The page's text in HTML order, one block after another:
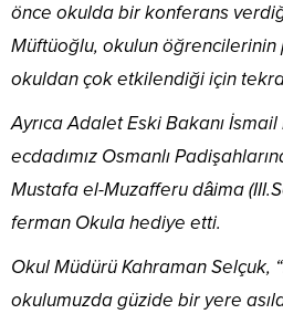
önce okulda bir konferans
Müftüoğlu, okulun öğrencilerinin
okuldan çok etkilendiği için
Ayrıca Adalet Eski Bakanı
ecdadımız Osmanlı
Mustafa el-Muzafferu dâima
ferman Okula hediye etti.
Okul Müdürü Kahraman Selçuk,
okulumuzda güzide bir yere